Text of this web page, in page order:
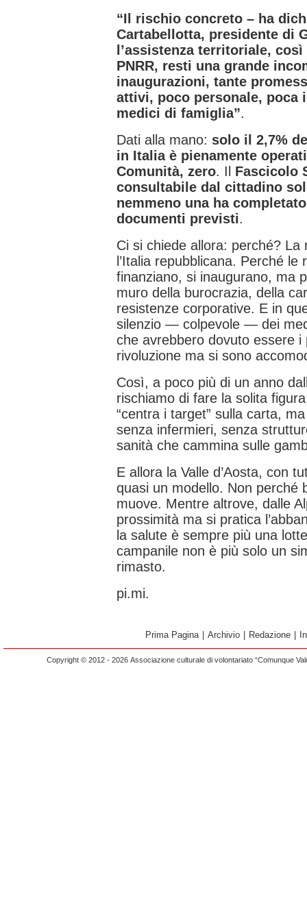
“Il rischio concreto – ha
Cartabellotta, presidente di
l’assistenza territoriale,
PNRR, resti una grande
inaugurazioni, tante
attivi, poco personale, poca
medici di famiglia”.
Dati alla mano: solo il 2,7%
in Italia è pienamente
Comunità, zero. Il Fascicolo
consultabile dal cittadino
nemmeno una ha
documenti previsti.
Ci si chiede allora: perché?
l’Italia repubblicana. Perché
finanziano, si inaugurano, ma
muro della burocrazia, della
resistenze corporative. E in
silenzio — colpevole — dei
che avrebbero dovuto essere i
rivoluzione ma si sono
Così, a poco più di un anno
rischiamo di fare la solita
“centra i target” sulla carta,
senza infermieri, senza
sanità che cammina sulle
E allora la Valle d’Aosta, con
quasi un modello. Non perché
muove. Mentre altrove, dalle
prossimità ma si pratica
la salute è sempre più una
campanile non è più solo un
rimasto.
pi.mi.
Prima Pagina Archivio Redazione
Copyright © 2012 - 2026 Associazione culturale di volontariato “Comunque